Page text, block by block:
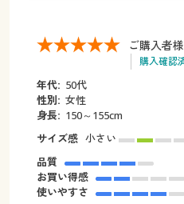
ご購入者様
購入確認
年代: 50代
性別: 女性
身長: 150～155cm
サイズ感 小さい
品質
お買い得感
使いやすさ